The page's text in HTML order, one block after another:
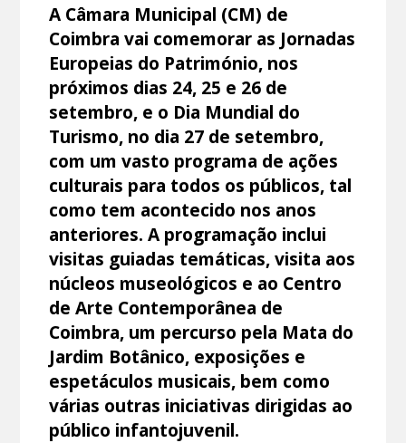
A Câmara Municipal (CM) de
Coimbra vai comemorar as Jornadas
Europeias do Património, nos
próximos dias 24, 25 e 26 de
setembro, e o Dia Mundial do
Turismo, no dia 27 de setembro,
com um vasto programa de ações
culturais para todos os públicos, tal
como tem acontecido nos anos
anteriores. A programação inclui
visitas guiadas temáticas, visita aos
núcleos museológicos e ao Centro
de Arte Contemporânea de
Coimbra, um percurso pela Mata do
Jardim Botânico, exposições e
espetáculos musicais, bem como
várias outras iniciativas dirigidas ao
público infantojuvenil.